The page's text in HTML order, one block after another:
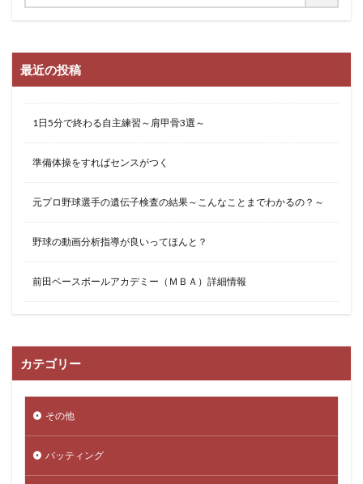
最近の投稿
1日5分で終わる自主練習～肩甲骨3選～
準備体操をすればセンスがつく
元プロ野球選手の遺伝子検査の結果～こんなことまでわかるの？～
野球の動画分析指導が良いってほんと？
前田ベースボールアカデミー（ＭＢＡ）詳細情報
カテゴリー
その他
バッティング